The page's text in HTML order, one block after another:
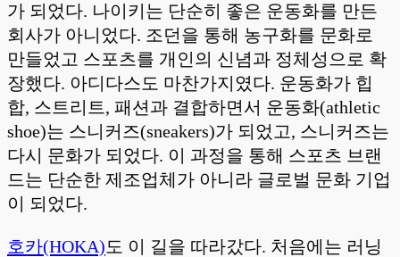
가 되었다. 나이키는 단순히 좋은 운동화를 만든
회사가 아니었다. 조던을 통해 농구화를 문화로
만들었고 스포츠를 개인의 신념과 정체성으로 확
장했다. 아디다스도 마찬가지였다. 운동화가 힙
합, 스트리트, 패션과 결합하면서 운동화(athletic
shoe)는 스니커즈(sneakers)가 되었고, 스니커즈는
다시 문화가 되었다. 이 과정을 통해 스포츠 브랜
드는 단순한 제조업체가 아니라 글로벌 문화 기업
이 되었다.
호카(HOKA)도 이 길을 따라갔다. 처음에는 러닝